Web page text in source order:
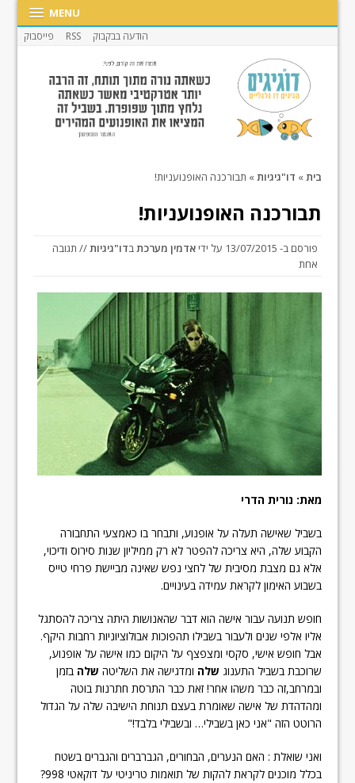
MENU
הודעה בבקבוק RSS פייסבוק
בית» דו"גיגיות» תבורכנה האופנועניות!
תבורכנה האופנועניות!
פורסם ב- 13/07/2015 על ידיאדמין מערכתבדו"גיגיות// תגובה
אחת
מאת: נורית הדרי
בשביל שאישה תעלה על אופנוע, ותבחר בו כאמצעי התחבורה
הקבוע שלה, היא צריכה להפטר לא רק ממיליון שנות סירוס ודיכוי,
אלא גם מצבת מסיבית של לחצי נפש שאינה מביישת פרחי טייס
בשבוע האימון לקראת עמידה בעינויים.
חופש תנועה עבור אישה הוא דבר שהאנושות היתה צריכה להסתגל
אליו אלפי שנים ולעבור בשבילו תהפוכות אבולוציוניות רחבות היקף.
אבל חופש אישי, סקסי ומצפצף על היקום כמו אישה על אופנוע,
שרוכבת בשביל התענוג שלה ומדגישה את השליטה שלה בזמן
ובמרחב,זה כבר משהו אחר! זאת כבר התרסת חתרנות בוטה
ומהדהדת של אישה שאומרת בעצם תנוחת הישיבה שלה על הגדול
הרוטט הזה "אני כאן בשבילי… ובשבילי בלבד!"
ואני שואלת : האם הנערים, הבחורים, הגברברים והגברים בשטח
בכלל מוכנים לקראת להקות של תואמות טריניטי על דוקאטי 998?